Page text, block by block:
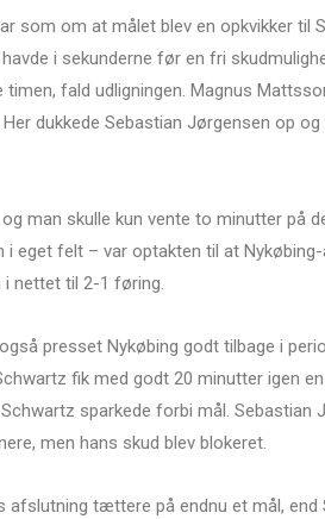
som om at målet blev en opkvikker til
i sekunderne før en fri
fald udligningen. Magnus
dukkede Sebastian Jørgensen op
man skulle kun vente to minutter på
eget felt – var optakten til at
i nettet til 2-1 føring.
presset Nykøbing godt tilbage i
fik med godt 20 minutter igen
sparkede forbi mål. Sebastian
men hans skud blev blokeret.
tættere på endnu et mål, end